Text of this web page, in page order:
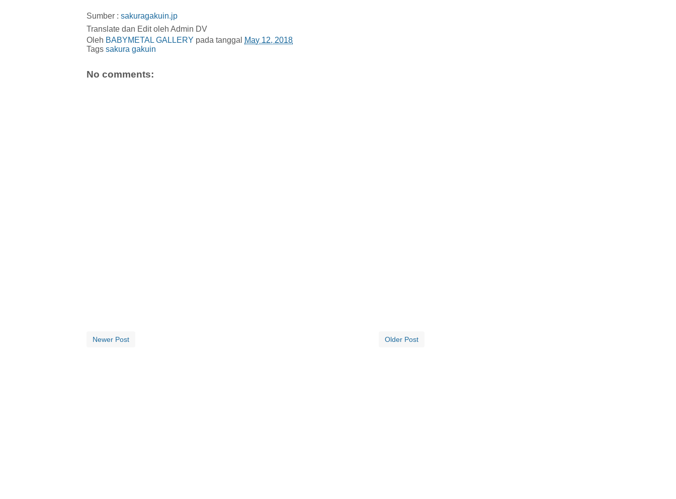
Sumber : sakuragakuin.jp
Translate dan Edit oleh Admin DV
Oleh BABYMETAL GALLERY pada tanggal
May 12, 2018
Tags sakura gakuin
No comments:
Newer Post Older Post